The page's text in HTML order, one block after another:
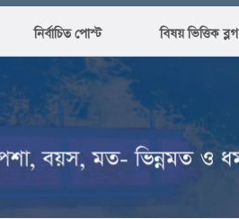
নির্বাচিত পোস্ট বিষয় ভিত্তিক ব্লগ